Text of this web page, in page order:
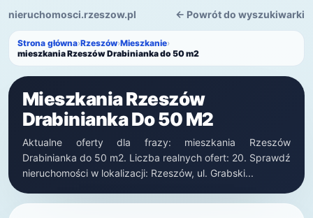
nieruchomosci.rzeszow.pl ← Powrót do wyszukiwarki
Strona główna›Rzeszów›Mieszkanie›
mieszkania Rzeszów Drabinianka do 50 m2
Mieszkania Rzeszów
Drabinianka Do 50 M2
Aktualne oferty dla frazy: mieszkania Rzeszów
Drabinianka do 50 m2. Liczba realnych ofert: 20. Sprawdź
nieruchomości w lokalizacji: Rzeszów, ul. Grabski...